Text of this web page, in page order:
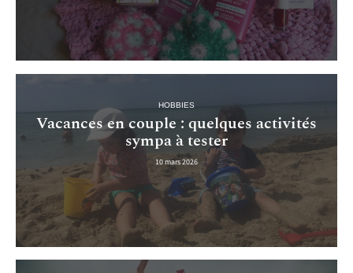
HOBBIES
Vacances en couple : quelques activités
sympa à tester
10 mars 2026